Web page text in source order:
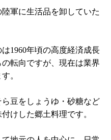
軍に生活品を卸していた
1960年頃の高度経済成長
転向ですが、現在は業界
。
豆をしょうゆ・砂糖など
けした郷土料理です。